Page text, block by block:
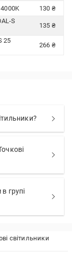
130 ₴
S
135 ₴
25
266 ₴
групі
світильники